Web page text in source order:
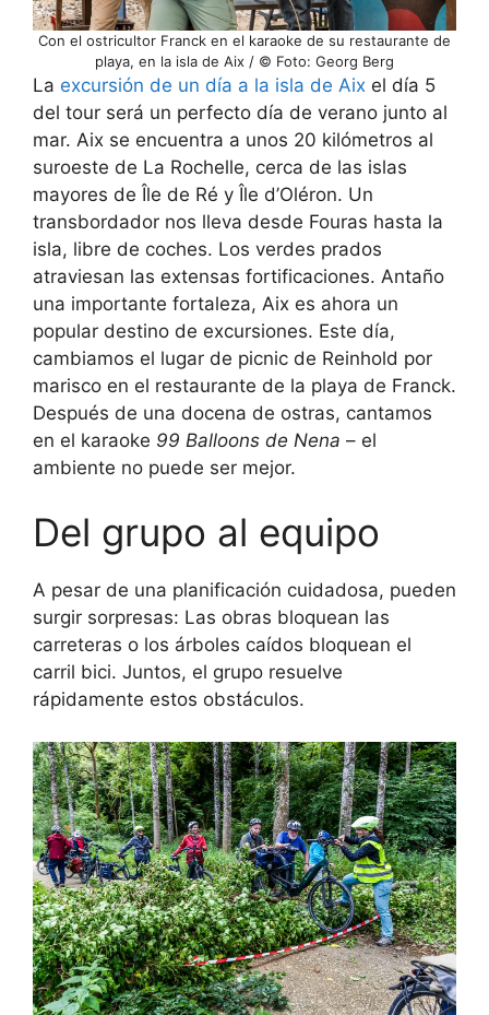
Con el ostricultor Franck en el karaoke de su restaurante de
playa, en la isla de Aix / © Foto: Georg Berg
La excursión de un día a la isla de Aix el día 5
del tour será un perfecto día de verano junto al
mar. Aix se encuentra a unos 20 kilómetros al
suroeste de La Rochelle, cerca de las islas
mayores de Île de Ré y Île d’Oléron. Un
transbordador nos lleva desde Fouras hasta la
isla, libre de coches. Los verdes prados
atraviesan las extensas fortificaciones. Antaño
una importante fortaleza, Aix es ahora un
popular destino de excursiones. Este día,
cambiamos el lugar de picnic de Reinhold por
marisco en el restaurante de la playa de Franck.
Después de una docena de ostras, cantamos
en el karaoke 99 Balloons de Nena – el
ambiente no puede ser mejor.
Del grupo al equipo
A pesar de una planificación cuidadosa, pueden
surgir sorpresas: Las obras bloquean las
carreteras o los árboles caídos bloquean el
carril bici. Juntos, el grupo resuelve
rápidamente estos obstáculos.